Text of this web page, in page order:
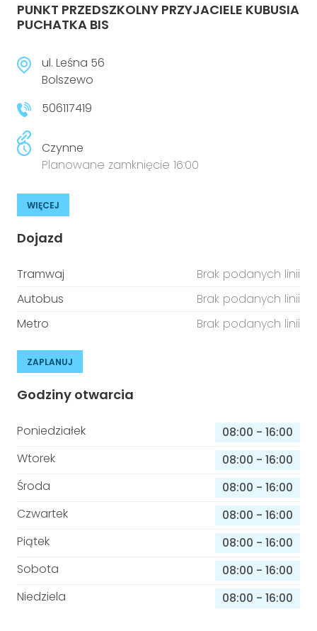
PUNKT PRZEDSZKOLNY PRZYJACIELE KUBUSIA
PUCHATKA BIS
ul. Leśna 56
Bolszewo
506117419
Czynne
Planowane zamknięcie 16:00
WIĘCEJ
Dojazd
Tramwaj
Brak podanych linii
Autobus
Brak podanych linii
Metro
Brak podanych linii
ZAPLANUJ
Godziny otwarcia
Poniedziałek 08:00 - 16:00
Wtorek
08:00 - 16:00
Środa
08:00 - 16:00
Czwartek
08:00 - 16:00
Piątek
08:00 - 16:00
Sobota
08:00 - 16:00
Niedziela
08:00 - 16:00